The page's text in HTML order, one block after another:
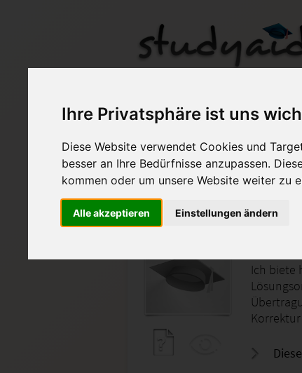
Ihre Privatsphäre ist uns
Diese Website verwendet Cookies und
besser an Ihre Bedürfnisse anzupassen.
kommen oder um unsere Website weiter zu
Alle akzeptieren Einstellungen ändern
ils ESA IBS24 -XX4-
Auf StudyAid.de
Ich biete